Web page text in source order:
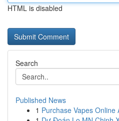
HTML is disabled
Search
Published News
1 Purchase Vapes Online